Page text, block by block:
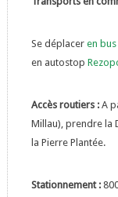
Se déplacer en
en autostop
Accès routiers : A
Millau), prendre la
la Pierre Plantée.
Stationnement :